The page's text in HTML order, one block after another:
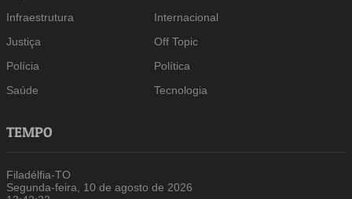
Infraestrutura
Internacional
Justiça
Off Topic
Polícia
Política
Saúde
Tecnologia
TEMPO
Filadélfia-TO
Segunda-feira, 10 de agosto de 2026